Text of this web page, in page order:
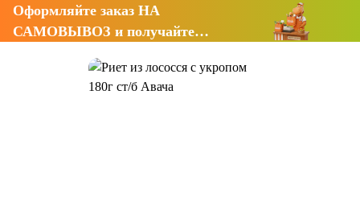
Оформляйте заказ НА
САМОВЫВОЗ и получайте